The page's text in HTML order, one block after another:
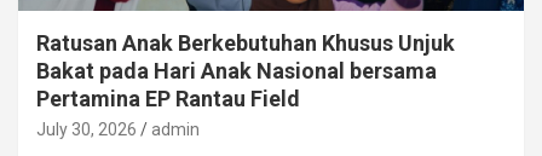
Ratusan Anak Berkebutuhan Khusus Unjuk
Bakat pada Hari Anak Nasional bersama
Pertamina EP Rantau Field
July 30, 2026 admin